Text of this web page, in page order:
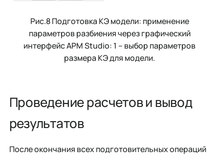
Рис.8 Подготовка КЭ модели: применение
параметров разбиения через графический
интерфейс APM Studio: 1 – выбор параметров
размера КЭ для модели.
Проведение расчетов и вывод
результатов
После окончания всех подготовительных операций